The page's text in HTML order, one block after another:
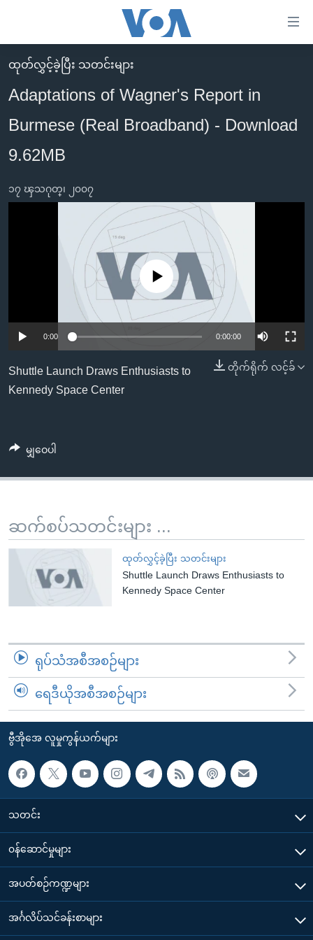
လွယ်ကူ
စေ
များ
ပင်မ
အကြောင်းအရာ
ညွန်း
သို့
ကျော်
ရှာဖွေ
ကျော်
ရန်
မူလစာမျက်နှာ
မြန်မာ
ကမ္ဘာ့သတင်းများ
နိုင်ငံတကာ
တရုတ်
အစ္စရေး-ပါလက်စတိုင်း
ဗွီဒီယို
ရပ်ဝန်းတခု လမ်းတခု အလွန်
အင်္ဂလိပ်စာလေ့လာမယ်
အမေရိကန်သုံးအီဒီယံ
မကြေးမုံရဲ့ အင်္ဂလိပ်စာ
ရုပ်ရှင်ထဲက အင်္ဂလိပ်စာ
သုတပဒေသာ အင်္ဂလိပ်စာ
အပတ်စဉ်ကဏ္ဍများ
ရေဒီယိုနှင့်ရုပ်သံ အချက်အလက်များ
ရေဒီယို/တီဗွီအစီအစဉ်
Learning English
ဗွီအိုအေ လူမှုကွန်ယက်များ
ဘာသာစကားများ
ထုတ်လွှင့်ခဲ့ပြီး သတင်းများ
Adaptations of Wagner's Report in
Burmese (Real Broadband) - Download
9.62MB
၁၇ ၾသဂုတ္၊ ၂၀၀၇
No media source currently available
0:00 0:00:00
တိုက်ရိုက် လင့်ခ်
Shuttle Launch Draws Enthusiasts to
Kennedy Space Center
မျှဝေပါ
ဆက်စပ်သတင်းများ ...
ထုတ်လွှင့်ခဲ့ပြီး သတင်းများ
Shuttle Launch Draws Enthusiasts to
Kennedy Space Center
ရုပ်သံအစီအစဉ်များ
ရေဒီယိုအစီအစဉ်များ
ဗွီအိုအေ လူမှုကွန်ယက်များ
သတင်း
၀န်ဆောင်မှုများ
အပတ်စဉ်ကဏ္ဍများ
အင်္ဂလိပ်သင်ခန်းစာများ